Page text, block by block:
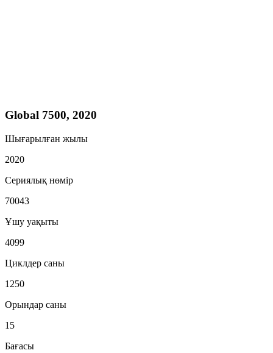
Global 7500, 2020
Шығарылған жылы
2020
Сериялық нөмір
70043
Ұшу уақыты
4099
Циклдер саны
1250
Орындар саны
15
Бағасы